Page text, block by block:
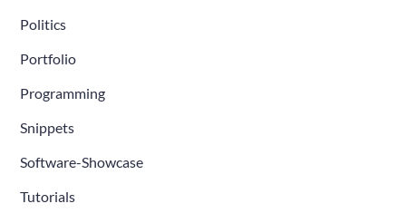
Politics
Portfolio
Programming
Snippets
Software-Showcase
Tutorials